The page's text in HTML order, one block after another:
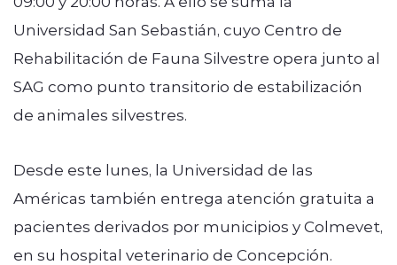
Universidad San Sebastián, cuyo Centro de
Rehabilitación de Fauna Silvestre opera junto al
SAG como punto transitorio de estabilización
de animales silvestres.
Desde este lunes, la Universidad de las
Américas también entrega atención gratuita a
pacientes derivados por municipios y Colmevet,
en su hospital veterinario de Concepción.